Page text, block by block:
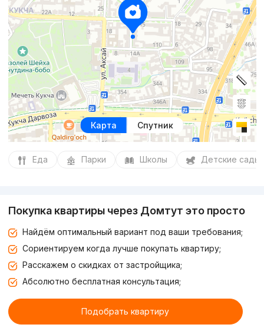
Карта Спутник
Еда Парки Школы Детские сады
Покупка квартиры через Домтут это просто
Найдём оптимальный вариант под ваши требования;
Сориентируем когда лучше покупать квартиру;
Расскажем о скидках от застройщика;
Абсолютно бесплатная консультация;
Подобрать квартиру